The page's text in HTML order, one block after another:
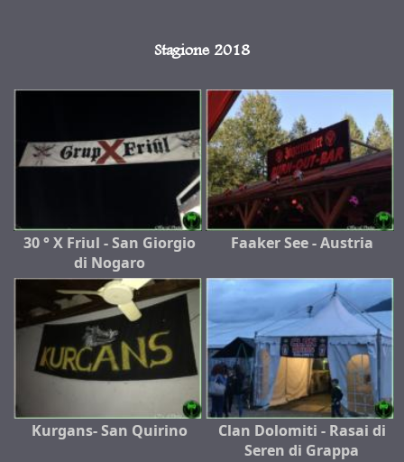
Stagione 2018
30 ° X Friul - San Giorgio
di Nogaro
Faaker See - Austria
Kurgans- San Quirino
Clan Dolomiti - Rasai di
Seren di Grappa